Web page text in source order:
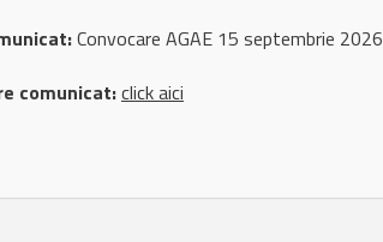
Convocare AGAE 15 septembrie 2026
comunicat:click aici